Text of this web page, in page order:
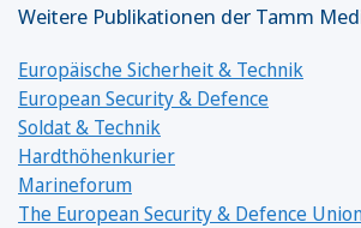
Weitere Publikationen der Tamm
Europäische Sicherheit & Technik
European Security & Defence
Soldat & Technik
Hardthöhenkurier
Marineforum
The European Security & Defence